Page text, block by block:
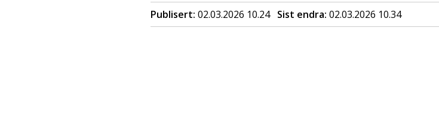
Publisert 02.03.2026 10.24 Sist endra 02.03.2026 10.34